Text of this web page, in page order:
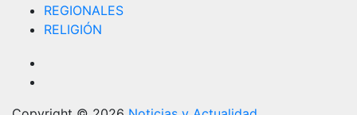
REGIONALES
RELIGIÓN